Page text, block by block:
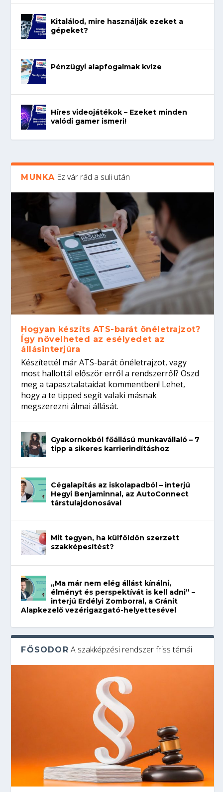
Kitalálod, mire használják ezeket a
gépeket?
Pénzügyi alapfogalmak kvíze
Híres videojátékok – Ezeket minden
valódi gamer ismeri!
MUNKA Ez vár rád a suli után
Hogyan készíts ATS-barát önéletrajzot?
Így növelheted az esélyedet az
állásinterjúra
Készítettél már ATS-barát önéletrajzot, vagy
most hallottál először erről a rendszerről? Oszd
meg a tapasztalataidat kommentben! Lehet,
hogy a te tipped segít valaki másnak
megszerezni álmai állását.
Gyakornokból főállású munkavállaló – 7
tipp a sikeres karrierindításhoz
Cégalapítás az iskolapadból – interjú
Hegyi Benjaminnal, az AutoConnect
társtulajdonosával
Mit tegyen, ha külföldön szerzett
szakképesítést?
„Ma már nem elég állást kínálni,
élményt és perspektívát is kell adni” –
interjú Erdélyi Zomborral, a Gránit
Alapkezelő vezérigazgató-helyettesével
FŐSODOR A szakképzési rendszer friss témái